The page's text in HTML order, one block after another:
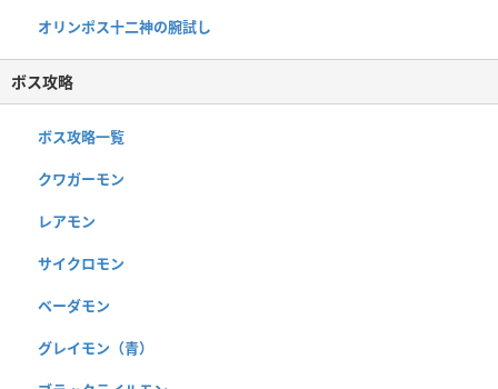
オリンポス十二神の腕試し
ボス攻略
ボス攻略一覧
クワガーモン
レアモン
サイクロモン
ベーダモン
グレイモン（青）